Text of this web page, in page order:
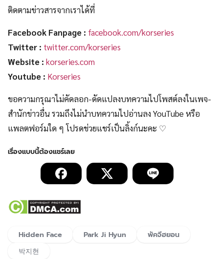
ติดตามข่าวสารจากเราได้ที่
Facebook Fanpage : facebook.com/korseries
Twitter : twitter.com/korseries
Website : korseries.com
Youtube : Korseries
ขอความกรุณาไม่คัดลอก-ดัดแปลงบทความไปโพสต์ลงในเพจ-
สำนักข่าวอื่น รวมถึงไม่นำบทความไปอ่านลง YouTube หรือ
แพลตฟอร์มใด ๆ โปรดช่วยแชร์เป็นลิ้งก์นะคะ ♡
Hidden Face Park Ji Hyun
พัคจีฮยอน
박지현